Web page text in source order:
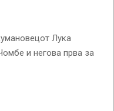
Лука
и негова прва за